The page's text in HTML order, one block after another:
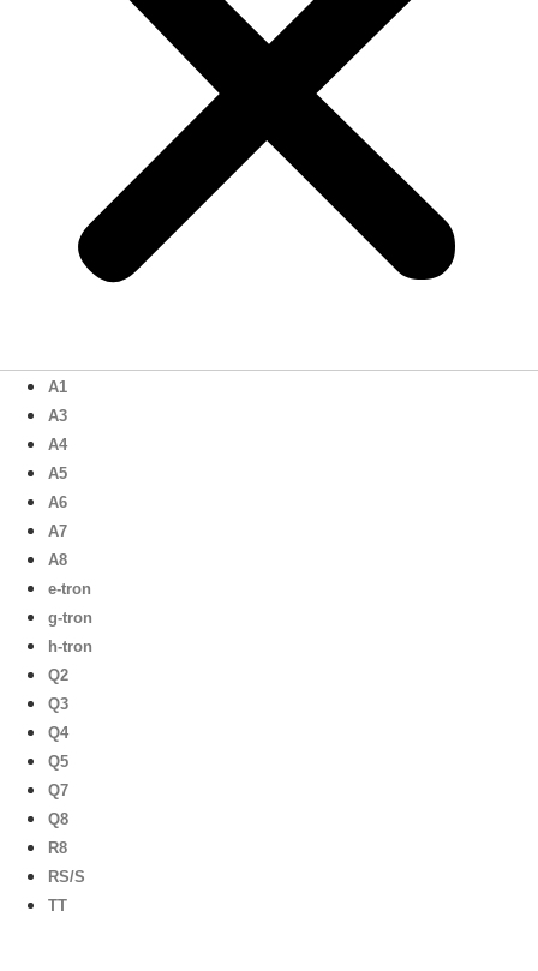
A1
A3
A4
A5
A6
A7
A8
e-tron
g-tron
h-tron
Q2
Q3
Q4
Q5
Q7
Q8
R8
RS/S
TT